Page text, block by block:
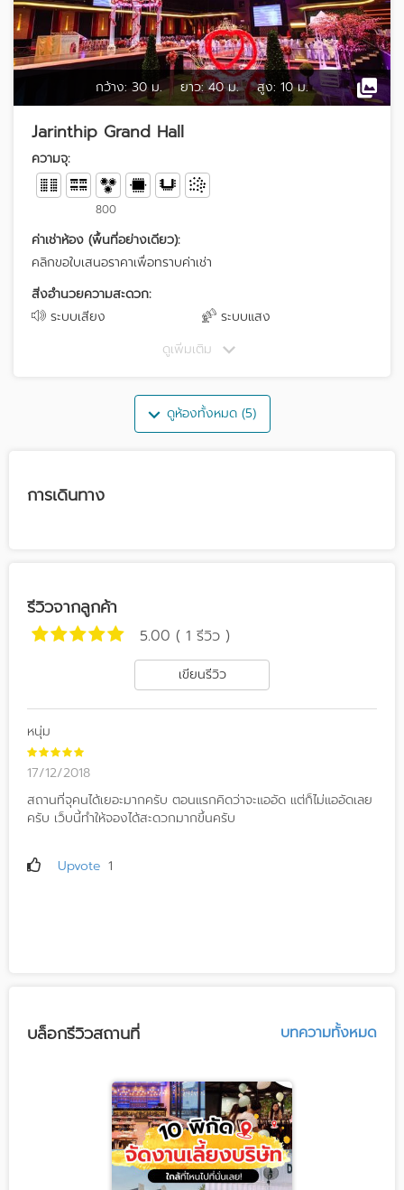
กว้าง: 30 ม. ยาว: 40 ม. สูง: 10 ม.
Jarinthip Grand Hall
ความจุ:
800
ค่าเช่าห้อง (พื้นที่อย่างเดียว):
คลิกขอใบเสนอราคาเพื่อทราบค่าเช่า
สิ่งอำนวยความสะดวก:
ระบบเสียง
ระบบแสง
ดูเพิ่มเติม
ดูห้องทั้งหมด (5)
การเดินทาง
รีวิวจากลูกค้า
5.00 ( 1 รีวิว )
เขียนรีวิว
หนุ่ม
17/12/2018
สถานที่จุคนได้เยอะมากครับ ตอนแรกคิดว่าจะแออัด แต่ก็ไม่แออัดเลย
ครับ เว็บนี้ทำให้จองได้สะดวกมากขึ้นครับ
Upvote 1
บล็อกรีวิวสถานที่ บทความทั้งหมด